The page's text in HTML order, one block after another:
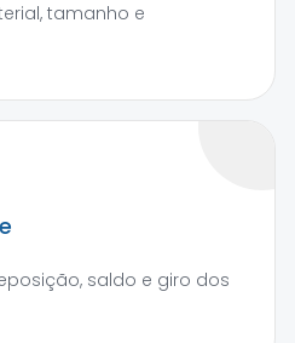
tamanho e
saldo e giro dos